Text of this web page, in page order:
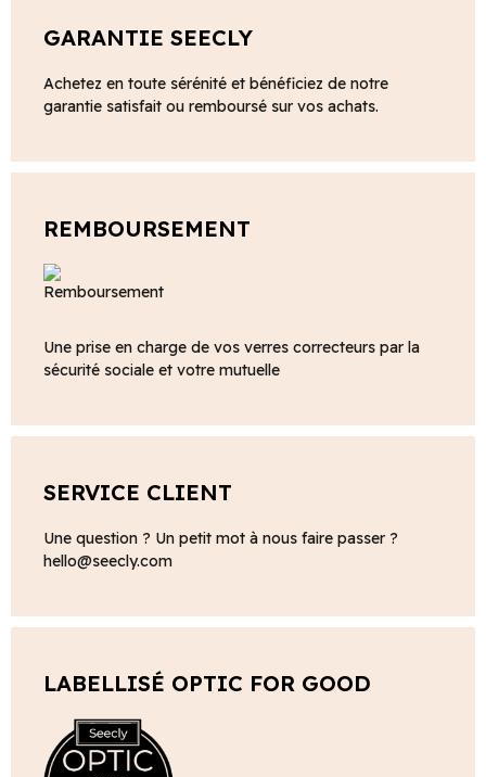
GARANTIE SEECLY
Achetez en toute sérénité et bénéficiez de notre
garantie satisfait ou remboursé sur vos achats.
REMBOURSEMENT
Une prise en charge de vos verres correcteurs par la
sécurité sociale et votre mutuelle
SERVICE CLIENT
Une question ? Un petit mot à nous faire passer ?
hello@seecly.com
LABELLISÉ OPTIC FOR GOOD